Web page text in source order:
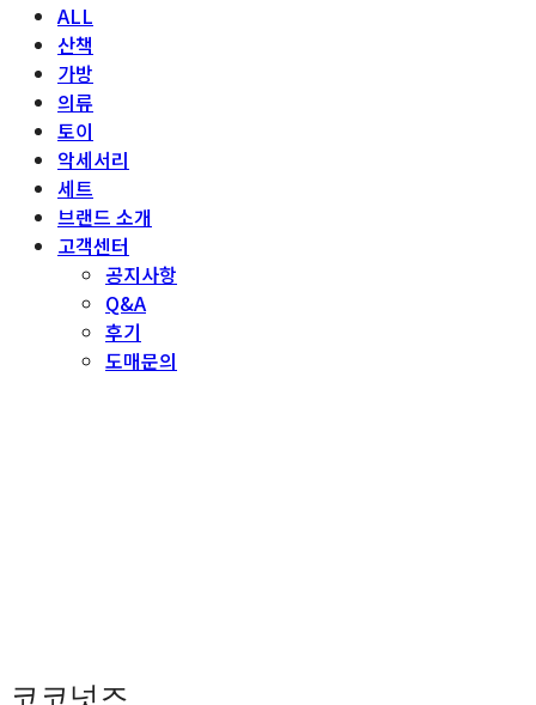
ALL
산책
가방
의류
토이
악세서리
세트
브랜드 소개
고객센터
공지사항
Q&A
후기
도매문의